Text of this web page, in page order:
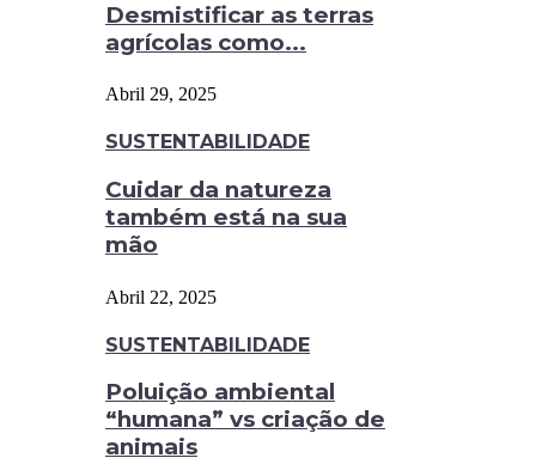
Desmistificar as terras
agrícolas como...
Abril 29, 2025
SUSTENTABILIDADE
Cuidar da natureza
também está na sua
mão
Abril 22, 2025
SUSTENTABILIDADE
Poluição ambiental
“humana” vs criação de
animais